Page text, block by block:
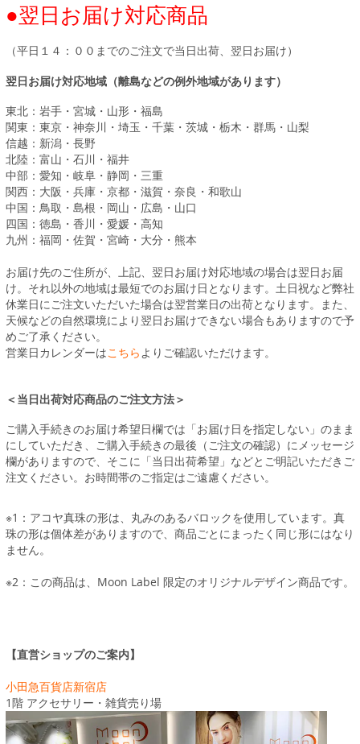
●翌日お届け対応商品
（平日１４：００までのご注文で当日出荷、翌日お届け）
翌日お届け対応地域（離島などの例外地域があります）
東北：岩手・宮城・山形・福島
関東：東京・神奈川・埼玉・千葉・茨城・栃木・群馬・山梨
信越：新潟・長野
北陸：富山・石川・福井
中部：愛知・岐阜・静岡・三重
関西：大阪・兵庫・京都・滋賀・奈良・和歌山
中国：鳥取・島根・岡山・広島・山口
四国：徳島・香川・愛媛・高知
九州：福岡・佐賀・宮崎・大分・熊本
お届け先のご住所が、上記、翌日お届け対応地域の場合は翌日お届
け。それ以外の地域は最短でのお届け日となります。土日祝など弊社
休業日にご注文いただいた場合は翌営業日の出荷となります。また、
天候などの自然環境により翌日お届けできない場合もありますので予
めご了承ください。
営業日カレンダーはこちらよりご確認いただけます。
＜当日出荷対応商品のご注文方法＞
ご購入手続きのお届け希望日欄では「お届け日を指定しない」のまま
にしていただき、ご購入手続きの最後（ご注文の確認）にメッセージ
欄がありますので、そこに「当日出荷希望」などとご明記いただきご
注文ください。お時間帯のご指定はご遠慮ください。
※1：アコヤ真珠の形は、丸みのあるバロックを使用しています。真
珠の形は個体差がありますので、商品ごとにまったく同じ形にはなり
ません。
※2：この商品は、Moon Label 限定のオリジナルデザイン商品です。
【直営ショップのご案内】
小田急百貨店新宿店
1階 アクセサリー・雑貨売り場